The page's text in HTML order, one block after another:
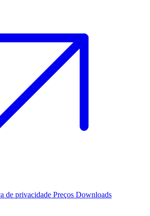
de privacidade Preços Downloads